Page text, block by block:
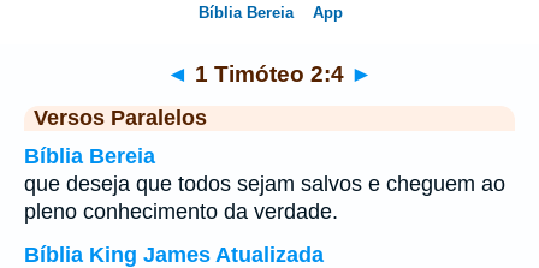
◄ 1 Timóteo 2:4 ►
Versos Paralelos
Bíblia Bereia
que deseja que todos sejam salvos e cheguem ao
pleno conhecimento da verdade.
Bíblia King James Atualizada